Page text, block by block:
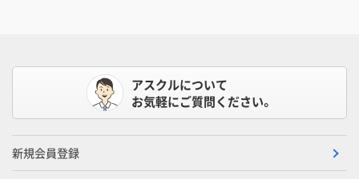
アスクルについて
お気軽にご質問ください。
新規会員登録